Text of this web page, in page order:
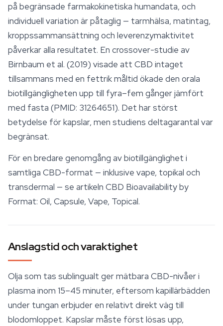
på begränsade farmakokinetiska humandata, och
individuell variation är påtaglig — tarmhälsa, matintag,
kroppssammansättning och leverenzymaktivitet
påverkar alla resultatet. En crossover-studie av
Birnbaum et al. (2019) visade att CBD intaget
tillsammans med en fettrik måltid ökade den orala
biotillgängligheten upp till fyra–fem gånger jämfört
med fasta (PMID: 31264651). Det har störst
betydelse för kapslar, men studiens deltagarantal var
begränsat.
För en bredare genomgång av biotillgänglighet i
samtliga CBD-format — inklusive vape, topikal och
transdermal — se artikeln CBD Bioavailability by
Format: Oil, Capsule, Vape, Topical.
Anslagstid och varaktighet
Olja som tas sublingualt ger mätbara CBD-nivåer i
plasma inom 15–45 minuter, eftersom kapillärbädden
under tungan erbjuder en relativt direkt väg till
blodomloppet. Kapslar måste först lösas upp,